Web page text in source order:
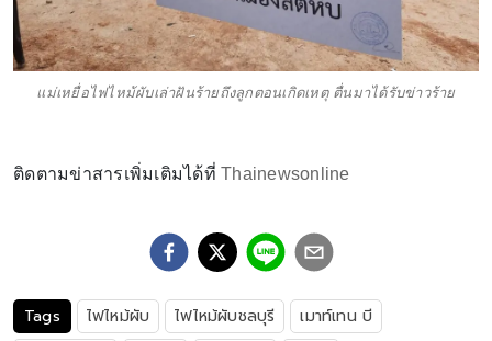
แม่เหยื่อไฟไหม้ผับเล่าฝันร้ายถึงลูกตอนเกิดเหตุ ตื่นมาได้รับข่าวร้าย
ติดตามข่าสารเพิ่มเติมได้ที่ Thainewsonline
Tags ไฟไหม้ผับ ไฟไหม้ผับชลบุรี
เมาท์เทน บี